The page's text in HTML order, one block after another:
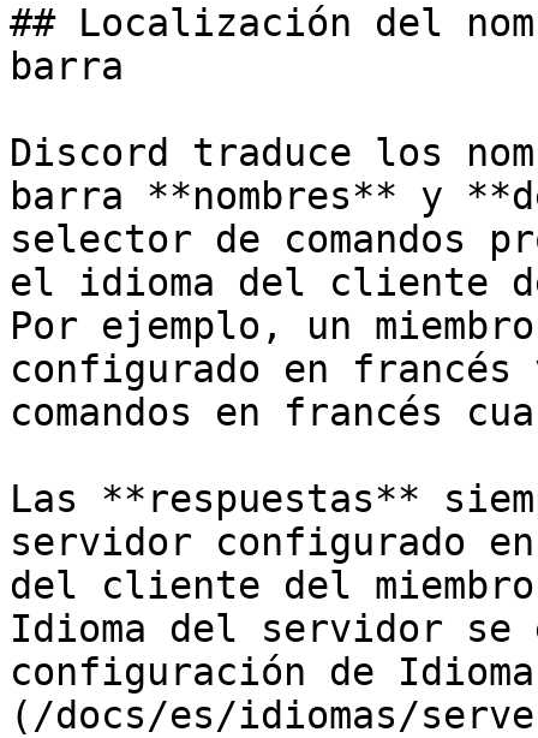
## Localización del
barra
Discord traduce los
barra **nombres** y
selector de comandos
el idioma del cliente
Por ejemplo, un
configurado en francés
comandos en francés
Las **respuestas**
servidor configurado
del cliente del
Idioma del servidor se
configuración de
(/docs/es/idiomas/